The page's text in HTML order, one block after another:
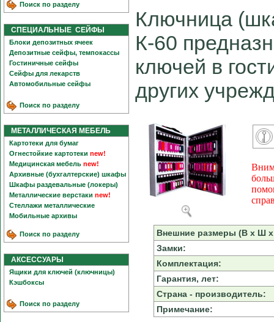
Поиск по разделу
СПЕЦИАЛЬНЫЕ СЕЙФЫ
Блоки депозитных ячеек
Депозитные сейфы, темпокассы
Гостиничные сейфы
Сейфы для лекарств
Автомобильные сейфы
Поиск по разделу
МЕТАЛЛИЧЕСКАЯ МЕБЕЛЬ
Картотеки для бумаг
Огнестойкие картотеки new!
Медицинская мебель new!
Архивные (бухгалтерские) шкафы
Шкафы раздевальные (локеры)
Металлические верстаки new!
Стеллажи металлические
Мобильные архивы
Поиск по разделу
АКСЕССУАРЫ
Ящики для ключей (ключницы)
Кэшбоксы
Поиск по разделу
Ключница
К-60
ключей в
других
Внешние размеры (В х Ш
Замки:
Комплектация:
Гарантия, лет:
Страна - производитель:
Примечание: